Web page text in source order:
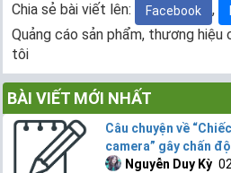
Chia sẻ bài viết lên: Facebook ,
Quảng cáo sản phẩm, thương hiệu
tôi
BÀI VIẾT MỚI NHẤT
Câu chuyện về
camera” gây chấn
Nguyễn Duy Kỳ